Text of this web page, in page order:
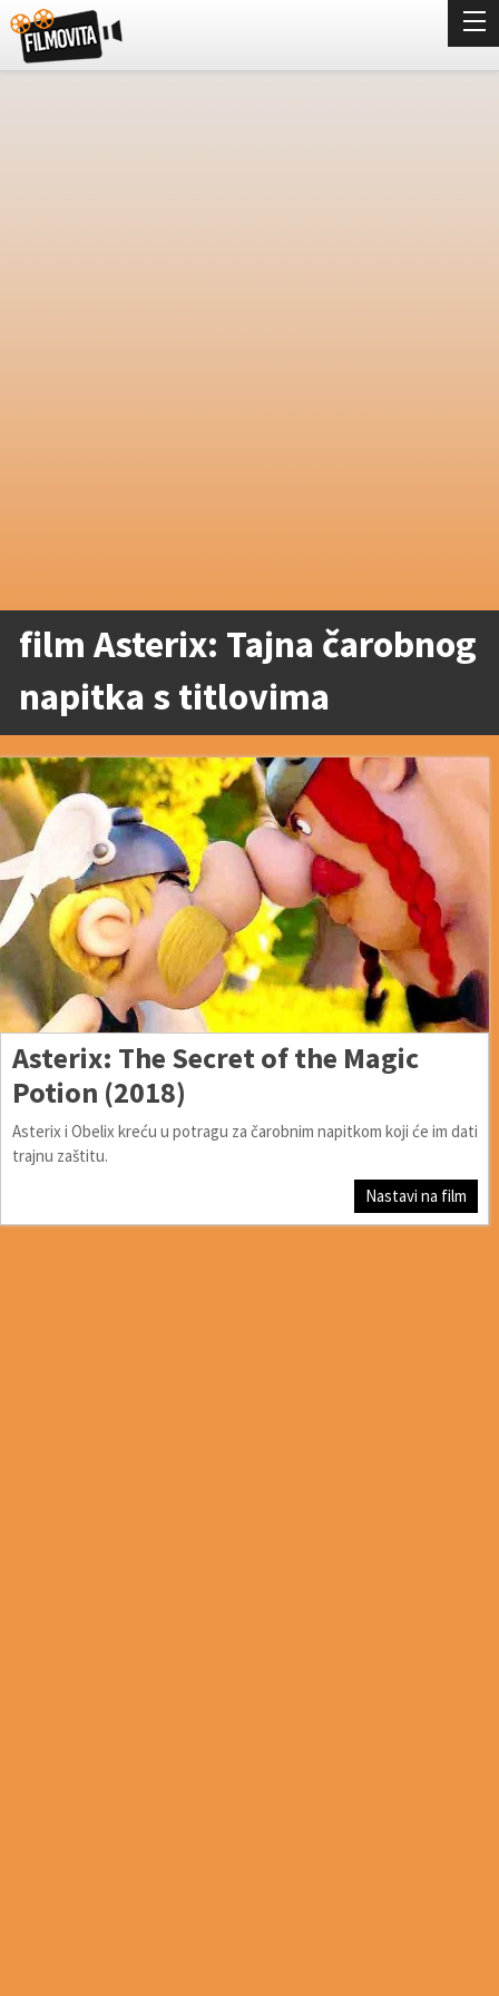
film Asterix: Tajna čarobnog
napitka s titlovima
Asterix: The Secret of the Magic
Potion (2018)
Asterix i Obelix kreću u potragu za čarobnim napitkom koji će im dati
trajnu zaštitu.
Nastavi na film